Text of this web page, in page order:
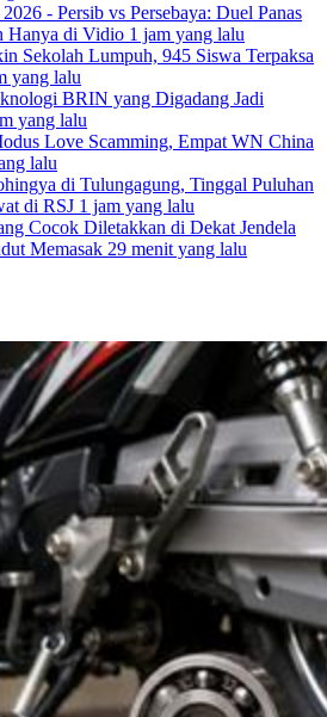
- Persib vs Persebaya: Duel Panas
Hanya di Vidio 1 jam yang lalu
Sekolah Lumpuh, 945 Siswa Terpaksa
yang lalu
BRIN yang Digadang Jadi
yang lalu
Love Scamming, Empat WN China
lalu
di Tulungagung, Tinggal Puluhan
di RSJ 1 jam yang lalu
Cocok Diletakkan di Dekat Jendela
Memasak 29 menit yang lalu